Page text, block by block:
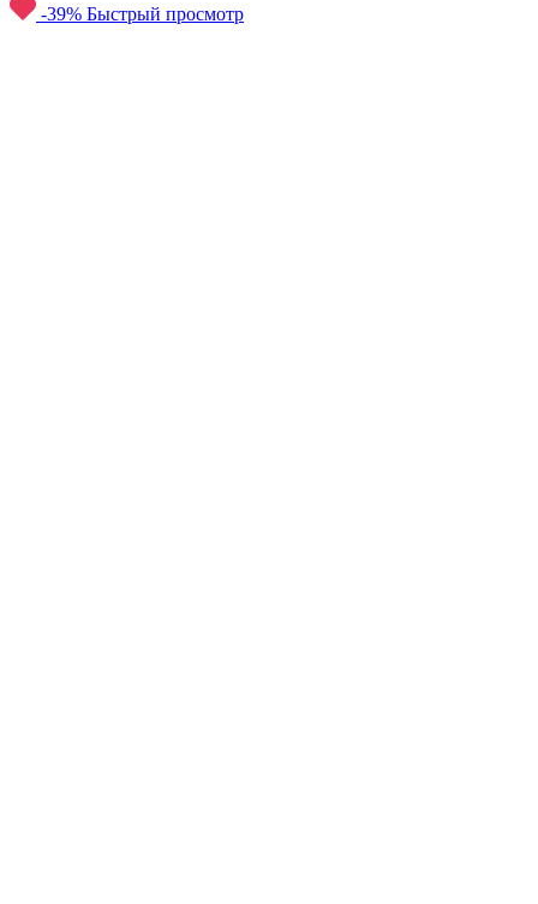
-39% Быстрый просмотр